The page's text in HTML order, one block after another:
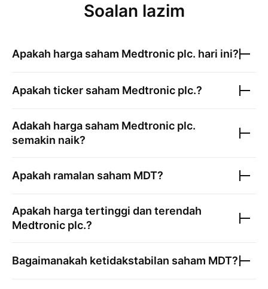
Soalan lazim
Apakah harga saham Medtronic plc. hari ini?
Apakah ticker saham Medtronic plc.?
Adakah harga saham Medtronic plc.
semakin naik?
Apakah ramalan saham MDT?
Apakah harga tertinggi dan terendah
Medtronic plc.?
Bagaimanakah ketidakstabilan saham MDT?